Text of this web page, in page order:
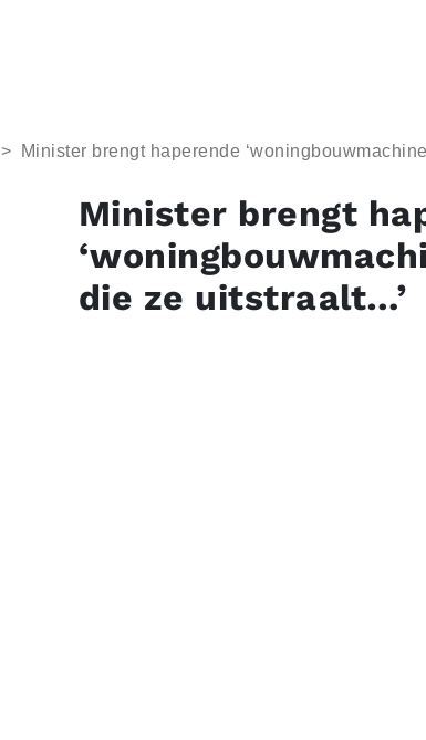
> Minister brengt haperende
Minister brengt
die ze uitstraalt…’